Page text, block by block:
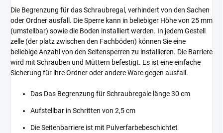
Die Begrenzung für das Schraubregal, verhindert von den Sachen
oder Ordner ausfall. Die Sperre kann in beliebiger Höhe von 25 mm
(umstellbar) sowie die Boden installiert werden. In jedem Gestell
zelle (der platz zwischen den Fachböden) können Sie eine
beliebige Anzahl von den Seitensperren zu installieren. Die Barriere
wird mit Schrauben und Müttern befestigt. Es ist eine einfache
Sicherung für ihre Ordner oder andere Ware gegen ausfall.
Das Das Begrenzung für Schraubregale länge 30 cm
Aufstellbar in Schritten von 2,5 cm
Die Seitenbarriere ist mit Pulverfarbebeschichtet